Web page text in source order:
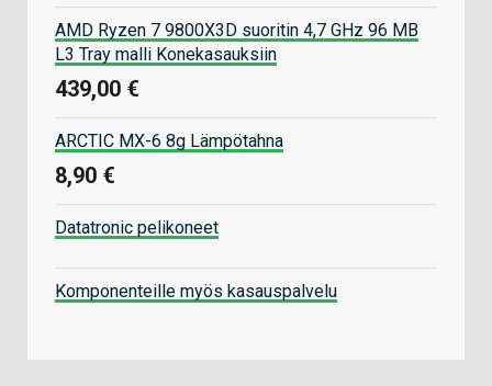
AMD Ryzen 7 9800X3D suoritin 4,7 GHz 96 MB
L3 Tray malli Konekasauksiin
439,00 €
ARCTIC MX-6 8g Lämpötahna
8,90 €
Datatronic pelikoneet
Komponenteille myös kasauspalvelu